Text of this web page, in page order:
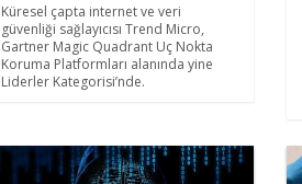
Küresel çapta internet ve veri
güvenliği sağlayıcısı Trend Micro,
Gartner Magic Quadrant Uç Nokta
Koruma Platformları alanında yine
Liderler Kategorisi’nde.